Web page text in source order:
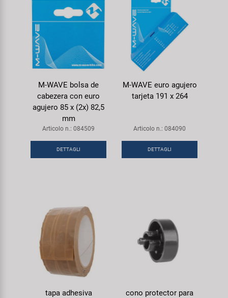
M-WAVE bolsa de
cabezera con euro
agujero 85 x (2x) 82,5
mm
Articolo n.: 084509
DETTAGLI
M-WAVE euro agujero
tarjeta 191 x 264
Articolo n.: 084090
DETTAGLI
tapa adhesiva
cono protector para